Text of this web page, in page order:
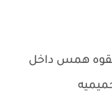
بقوه همس داخل